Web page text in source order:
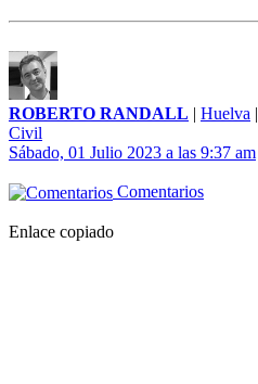
ROBERTO RANDALL | Huelva |
Civil
Sábado, 01 Julio 2023 a las 9:37 am
Comentarios
Enlace copiado